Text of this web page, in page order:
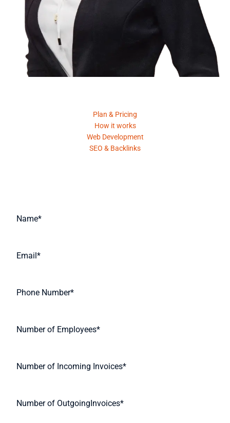
Plan & Pricing
How it works
Web Development
SEO & Backlinks